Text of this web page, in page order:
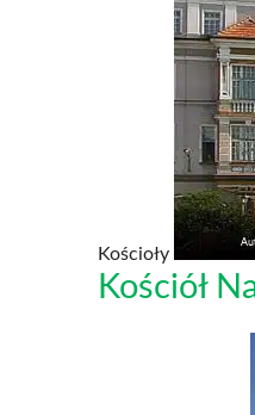
Kościoły
Kościół